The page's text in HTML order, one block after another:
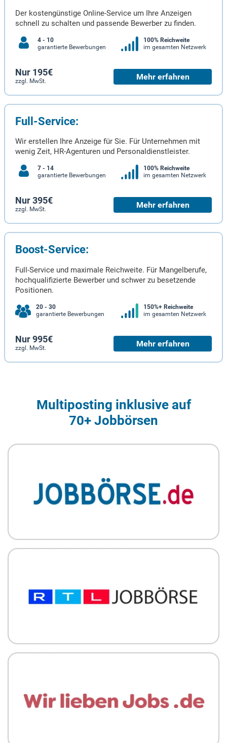
Der kostengünstige Online-Service um Ihre Anzeigen
schnell zu schalten und passende Bewerber zu finden.
4 - 10
garantierte Bewerbungen
100% Reichweite
im gesamten Netzwerk
Nur 195€
zzgl. MwSt. Mehr erfahren
Full-Service:
Wir erstellen Ihre Anzeige für Sie. Für Unternehmen mit
wenig Zeit, HR-Agenturen und Personaldienstleister.
7 - 14
garantierte Bewerbungen
100% Reichweite
im gesamten Netzwerk
Nur 395€
zzgl. MwSt. Mehr erfahren
Boost-Service:
Full-Service und maximale Reichweite. Für Mangelberufe,
hochqualifizierte Bewerber und schwer zu besetzende
Positionen.
20 - 30
garantierte Bewerbungen
150%+ Reichweite
im gesamten Netzwerk
Nur 995€
zzgl. MwSt. Mehr erfahren
Multiposting inklusive auf
70+ Jobbörsen